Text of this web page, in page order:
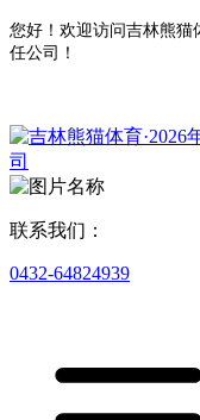
您好！欢迎访问吉林熊猫
任公司！
联系我们：
0432-64824939